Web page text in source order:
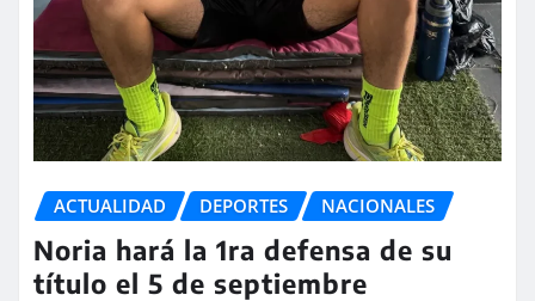
ACTUALIDAD DEPORTES NACIONALES
Noria hará la 1ra defensa de su
título el 5 de septiembre